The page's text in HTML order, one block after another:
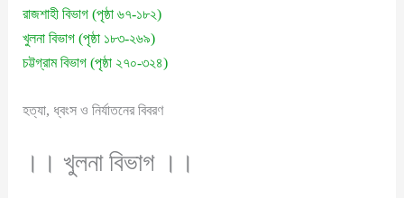
রাজশাহী বিভাগ (পৃষ্ঠা ৬৭-১৮২)
খুলনা বিভাগ (পৃষ্ঠা ১৮৩-২৬৯)
চট্টগ্রাম বিভাগ (পৃষ্ঠা ২৭০-৩২৪)
হত্যা, ধ্বংস ও নির্যাতনের বিবরণ
।। খুলনা বিভাগ ।।